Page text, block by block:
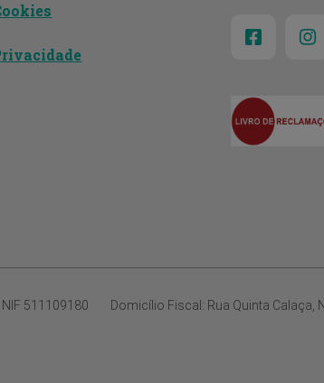
NIF 511109180 Domicílio Fiscal: Rua Quinta Calaça,